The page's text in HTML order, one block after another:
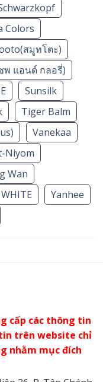
Colors
สมูทโตะ)
พ แอนด์ กลอรี่)
Sunsilk
Tiger Balm
Vanekaa
Niyom
Wan
Yanhee
cấp các thông tin
trên website chỉ
nhằm mục đích